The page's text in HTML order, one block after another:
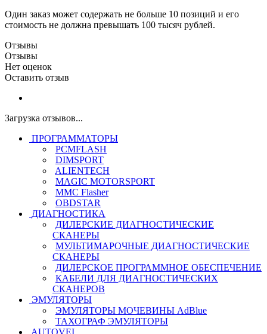
Один заказ может содержать не больше 10 позиций и его
стоимость не должна превышать 100 тысяч рублей.
Отзывы
Отзывы
Нет оценок
Оставить отзыв
Загрузка отзывов...
ПРОГРАММАТОРЫ
PCMFLASH
DIMSPORT
ALIENTECH
MAGIC MOTORSPORT
MMC Flasher
OBDSTAR
ДИАГНОСТИКА
ДИЛЕРСКИЕ ДИАГНОСТИЧЕСКИЕ
СКАНЕРЫ
МУЛЬТИМАРОЧНЫЕ ДИАГНОСТИЧЕСКИЕ
СКАНЕРЫ
ДИЛЕРСКОЕ ПРОГРАММНОЕ ОБЕСПЕЧЕНИЕ
КАБЕЛИ ДЛЯ ДИАГНОСТИЧЕСКИХ
СКАНЕРОВ
ЭМУЛЯТОРЫ
ЭМУЛЯТОРЫ МОЧЕВИНЫ АdBlue
ТАХОГРАФ ЭМУЛЯТОРЫ